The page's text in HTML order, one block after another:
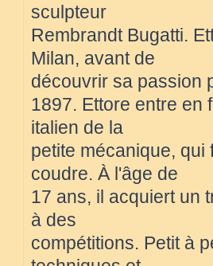
sculpteur
Rembrandt Bugatti.
Milan, avant de
découvrir sa passion
1897. Ettore entre en
italien de la
petite mécanique,
coudre. À l'âge de
17 ans, il acquiert un
à des
compétitions. Petit à